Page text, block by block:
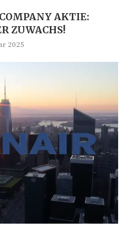
AKTIE:
ZUWACHS!
2025